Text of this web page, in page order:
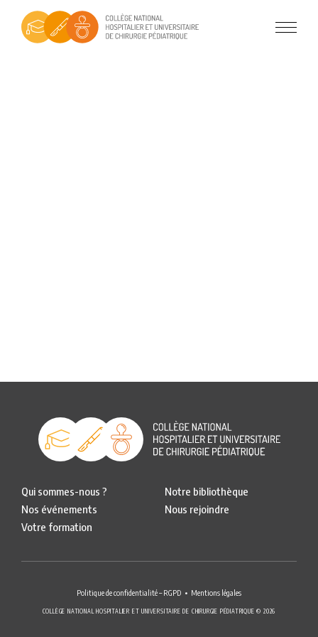
Qui sommes-nous ?
Nos événements
Votre formation
Notre bibliothèque
Nous rejoindre
Politique de confidentialité – RGPD Mentions légales
COLLÈGE NATIONAL HOSPITALIER ET UNIVERSITAIRE DE CHIRURGIE PÉDIATRIQUE © 2026